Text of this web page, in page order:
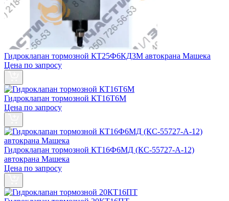
Гидроклапан тормозной КТ25Ф6КД3М автокрана Машека
Цена по запросу
Гидроклапан тормозной КТ16Т6М
Цена по запросу
Гидроклапан тормозной КТ16Ф6МД (КС-55727-А-12)
автокрана Машека
Цена по запросу